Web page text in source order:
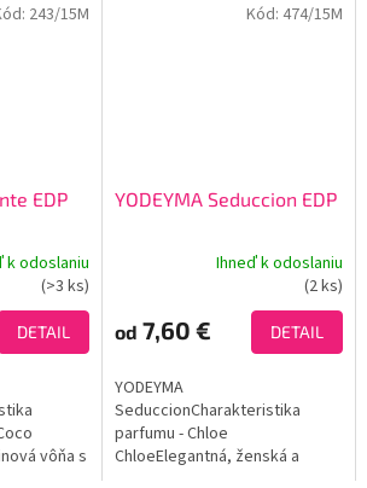
EDP
k odoslaniu
(>3 ks)
DETAIL
vôňa s
243/15M
YODEYMA Seduccion EDP
produktu
je
z
5
hviezdičiek.
Ihneď k odoslaniu
(2 ks)
od 7,60 € DETAIL
YODEYMA
SeduccionCharakteristika
parfumu - Chloe
ChloeElegantná, ženská a
Kód: 474/15M